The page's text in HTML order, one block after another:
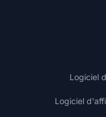
Logiciel
Logiciel